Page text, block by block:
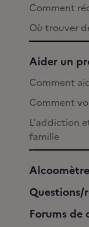
Comment
Où trouver
Aider un
Comment
Comment
L'addiction
famille
Alcoomètre
Questions/
Forums de